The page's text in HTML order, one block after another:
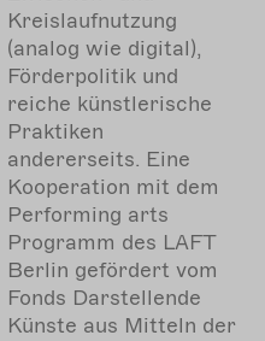
Kreislaufnutzung
(analog wie digital),
Förderpolitik und
reiche künstlerische
Praktiken
andererseits. Eine
Kooperation mit dem
Performing arts
Programm des LAFT
Berlin gefördert vom
Fonds Darstellende
Künste aus Mitteln der